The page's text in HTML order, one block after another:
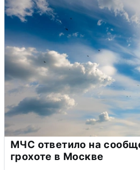
МЧС ответило на
грохоте в Москве